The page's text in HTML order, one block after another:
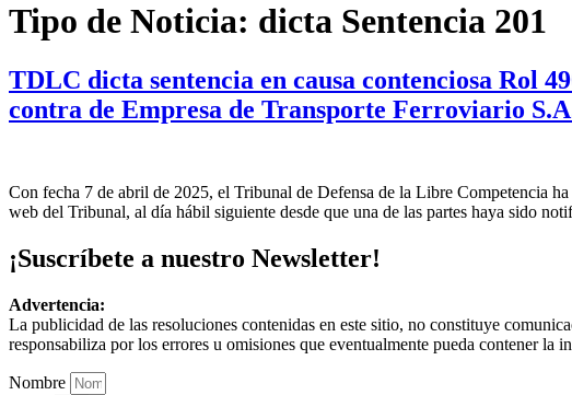
Tipo de Noticia: dicta Sentencia 201
TDLC dicta sentencia en causa contenciosa Rol
contra de Empresa de Transporte Ferroviario
Con fecha 7 de abril de 2025, el Tribunal de Defensa de la Libre Competencia
web del Tribunal, al día hábil siguiente desde que una de las partes haya sido
¡Suscríbete a nuestro Newsletter!
Advertencia:
La publicidad de las resoluciones contenidas en este sitio, no constituye
responsabiliza por los errores u omisiones que eventualmente pueda contener la
Nombre